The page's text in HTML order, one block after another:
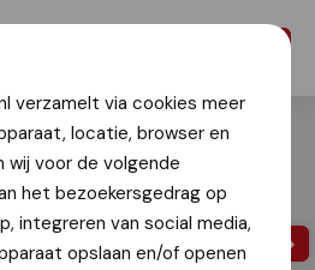
verzamelt via cookies meer
locatie, browser en
wij voor de volgende
het bezoekersgedrag op
integreren van social media,
opslaan en/of openen